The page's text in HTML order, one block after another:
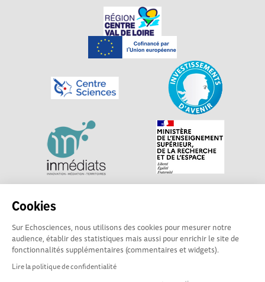
Cookies
Sur Echosciences, nous utilisons des cookies pour mesurer notre
audience, établir des statistiques mais aussi pour enrichir le site de
fonctionnalités supplémentaires (commentaires et widgets).
Lire la politique de confidentialité
Explorer, s’exprimer, rentrer en contact : Echosciences
sciences et de technologies du territoire. Propulsé par
Centre•Sciences/ Contact : echosciences@centre-
sciences.fr